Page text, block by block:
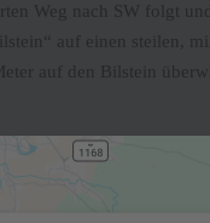
Weg nach SW folgt
auf einen steilen,
auf den Bilstein